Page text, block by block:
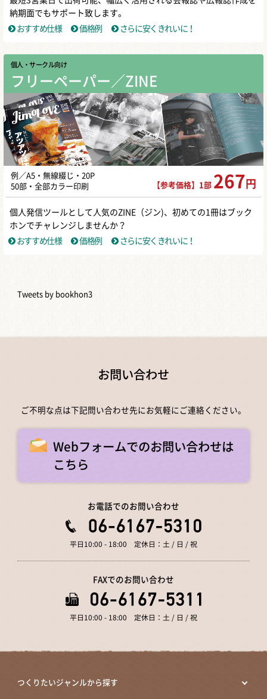
納期面でもサポート致します。
おすすめ仕様
価格例 さらに安くきれいに！
個人・サークル向け
フリーペーパー／ZINE
例／A5・無線綴じ・20P
50部・全部カラー印刷
【参考価格】1部 267 円
個人発信ツールとして人気のZINE（ジン)、初めての1冊はブック
ホンでチャレンジしませんか？
おすすめ仕様
価格例 さらに安くきれいに！
Tweets by bookhon3
お問い合わせ
ご不明な点は下記問い合わせ先にお気軽にご連絡ください。
Webフォームでのお問い合わせは
こちら
お電話でのお問い合わせ
平日10:00 - 18:00 定休日：土 / 日 / 祝
FAXでのお問い合わせ
平日10:00 - 18:00 定休日：土 / 日 / 祝
つくりたいジャンルから探す